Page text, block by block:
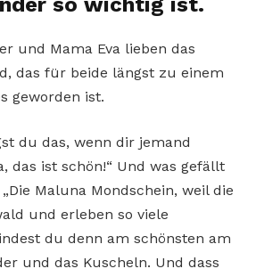
und Mama Eva lieben das
das für beide längst zu einem
geworden ist.
du das, wenn dir jemand
das ist schön!“ Und was gefällt
Maluna Mondschein, weil die
und erleben so viele
du denn am schönsten am
und das Kuscheln. Und dass